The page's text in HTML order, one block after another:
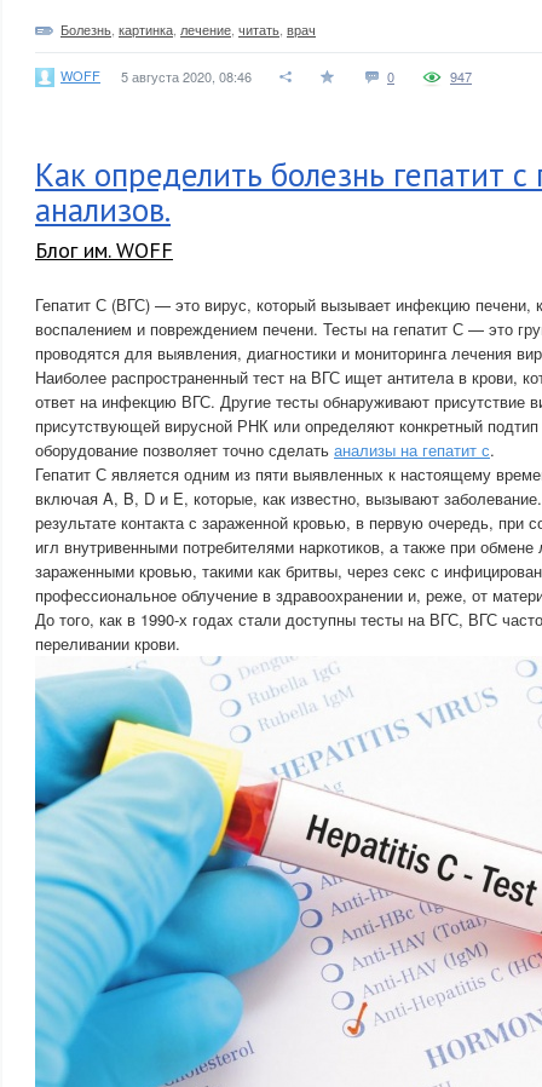
Болезнь картинка лечение читать врач
WOFF 5 августа 2020, 08:46 0 947
Как определить болезнь гепатит
анализов.
Блог им. WOFF
Гепатит С (ВГС) — это вирус, который вызывает инфекцию печени,
воспалением и повреждением печени. Тесты на гепатит С — это
проводятся для выявления, диагностики и мониторинга лечения
Наиболее распространенный тест на ВГС ищет антитела в крови,
ответ на инфекцию ВГС. Другие тесты обнаруживают присутствие
присутствующей вирусной РНК или определяют конкретный
оборудование позволяет точно сделать анализы на гепатит с.
Гепатит С является одним из пяти выявленных к настоящему
включая A, B, D и E, которые, как известно, вызывают
результате контакта с зараженной кровью, в первую очередь, при
игл внутривенными потребителями наркотиков, а также при
зараженными кровью, такими как бритвы, через секс с
профессиональное облучение в здравоохранении и, реже, от
До того, как в 1990-х годах стали доступны тесты на ВГС, ВГС
переливании крови.